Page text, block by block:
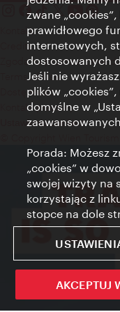
Kontakt
Credits
Zgoda na przetwarzanie
Terms of Use
Dostępność
Kontakt prasowy
Ustawienia cookies
zwane
prawidłowego
internetowych,
dostosowanych
Jeśli nie
plików
domyślne w
Porada: Możesz
„cookies” w
swojej wizyty na
korzystając z
stopce na dole
AKCEPTUJ